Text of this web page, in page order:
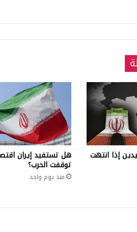
إذا انتهت هل تستفيد إيران
توقفت الحرب؟
منذ يوم واحد